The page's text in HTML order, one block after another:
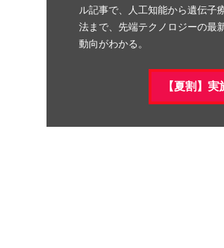
ル記事で、人工知能から遺伝子
法まで、先端テクノロジーの最
動向がわかる。
【夏割】